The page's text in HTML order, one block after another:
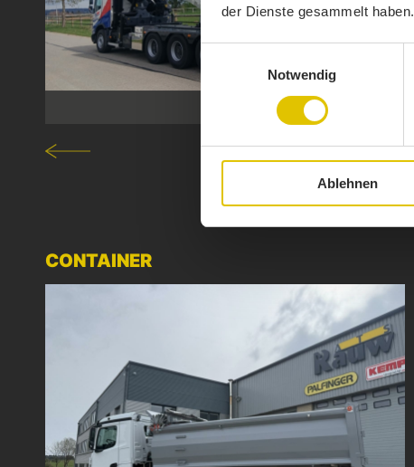
der Dienste gesammelt haben.
Einwilligungsauswahl
Notwendig
Ablehnen
CONTAINER